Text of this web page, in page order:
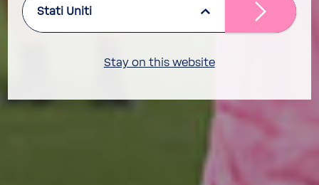
Stati Uniti
Stay on this website